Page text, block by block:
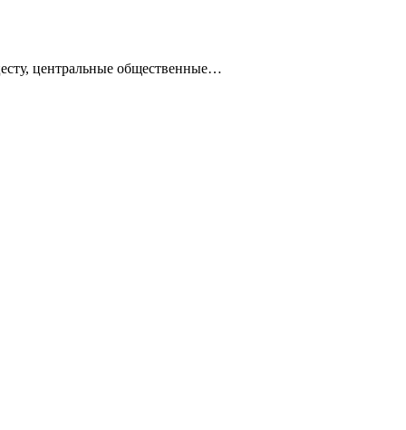
центральные общественные…